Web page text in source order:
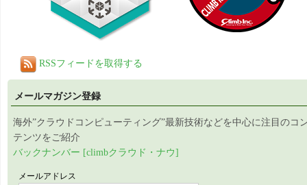
RSSフィードを取得する
メールマガジン登録
海外”クラウドコンピューティング”最新技術などを中心に注目のコ
テンツをご紹介
バックナンバー [climbクラウド・ナウ]